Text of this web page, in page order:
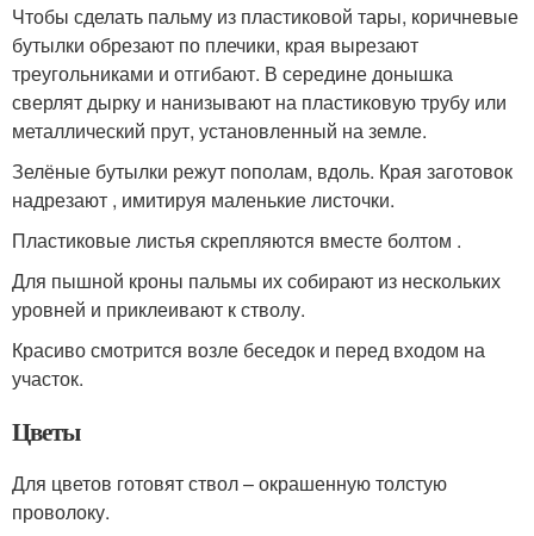
Чтобы сделать пальму из пластиковой тары, коричневые
бутылки обрезают по плечики, края вырезают
треугольниками и отгибают. В середине донышка
сверлят дырку и нанизывают на пластиковую трубу или
металлический прут, установленный на земле.
Зелёные бутылки режут пополам, вдоль. Края заготовок
надрезают , имитируя маленькие листочки.
Пластиковые листья скрепляются вместе болтом .
Для пышной кроны пальмы их собирают из нескольких
уровней и приклеивают к стволу.
Красиво смотрится возле беседок и перед входом на
участок.
Цветы
Для цветов готовят ствол – окрашенную толстую
проволоку.